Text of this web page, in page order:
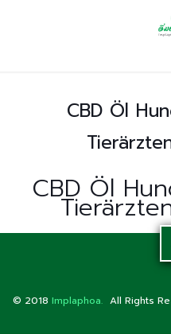
CBD Öl
CBD Öl
© 2018 Implaphoa. All Rights